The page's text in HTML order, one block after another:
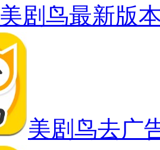
美剧鸟最新版
美剧鸟去广